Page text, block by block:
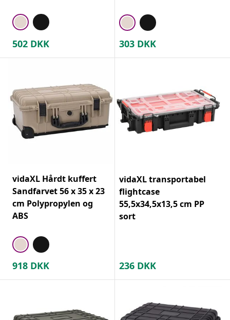
502 DKK 303 DKK
vidaXL Hårdt kuffert
Sandfarvet 56 x 35 x 23
cm Polypropylen og
ABS
918 DKK
vidaXL transportabel
flightcase
55,5x34,5x13,5 cm PP
sort
236 DKK